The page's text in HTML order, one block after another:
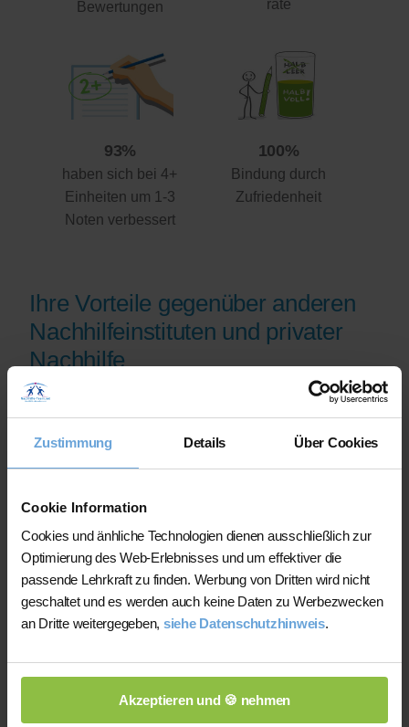
Zustimmung Details Über Cookies
Cookie Information
Cookies und änhliche Technologien dienen ausschließlich zur
Optimierung des Web-Erlebnisses und um effektiver die
passende Lehrkraft zu finden. Werbung von Dritten wird nicht
geschaltet und es werden auch keine Daten zu Werbezwecken
an Dritte weitergegeben, siehe Datenschutzhinweis.
Akzeptieren und 🍪 nehmen
Bewertungen
rate
93%
haben sich bei 4+
Einheiten um 1-3
Noten verbessert
100%
Bindung durch
Zufriedenheit
Ihre Vorteile gegenüber anderen
Nachhilfeinstituten und privater
Nachhilfe
Qualifikationsnachweise vor der
Freischaltung geprüft werden.
Nachhilfe-Team.net unterstützt Sie dabei,
möglichst schnell eine zu Ihrem Bedarf
passende Lehrkraft zu finden. Bei einem
Ausfall können Sie auf Wunsch bei der
Vermittlung einer anderen Lehrkraft
unterstützt werden.
ihren Unterricht eigenständig.
Die jeweilige Lehrkraft stimmt Lernziele,